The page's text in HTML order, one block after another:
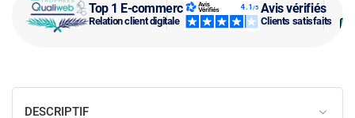
Top 1 E-commerce
Relation client digitale
Avis vérifiés
Clients satisfaits
DESCRIPTIF